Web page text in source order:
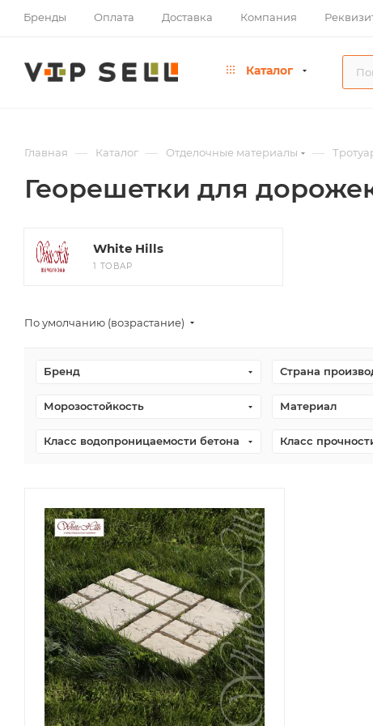
Бренды Оплата Доставка Компания
Каталог
Главная — Каталог — Отделочные материалы —
Георешетки для
White Hills
1 ТОВАР
По умолчанию (возрастание)
Бренд Страна
Морозостойкость Материал
Класс водопроницаемости бетона Класс